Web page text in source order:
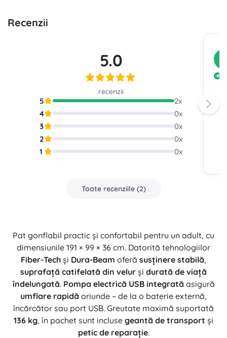
Recenzii
5.0
recenzii
5 2x
4
0x
3
0x
2
0x
1
0x
Toate recenziile(2)
Pat gonflabil practic și confortabil pentru un adult, cu
dimensiunile 191 × 99 × 36 cm. Datorită tehnologiilor
Fiber-Tech și Dura-Beam oferă susținere stabilă,
suprafață catifelată din velur și durată de viață
îndelungată. Pompa electrică USB integrată asigură
umflare rapidă oriunde – de la o baterie externă,
încărcător sau port USB. Greutate maximă suportată
136 kg, în pachet sunt incluse geantă de transport și
petic de reparație.